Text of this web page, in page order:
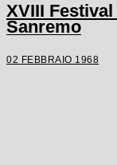
XVIII
Sanremo
02 FEBBRAIO 1968